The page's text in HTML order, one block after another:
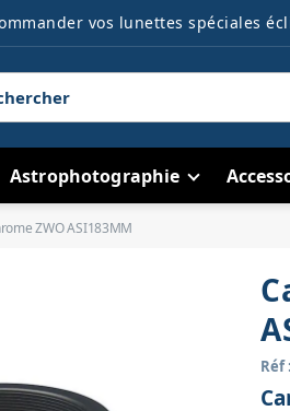
vos lunettes spéciales
Astrophotographie
ZWO ASI183MM
Réf